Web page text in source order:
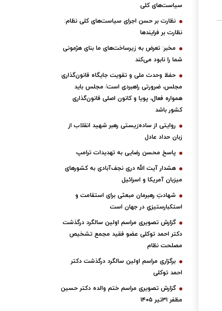
سیاست‌های کلی
نظارت بر حسن اجرای سیاست‌های کلی نظام:
نظارت بر فرایندها
مخبر: تعرض به زیرساخت‌های ما بنای هژمونی
شما را نابود می‌کند
حفظ وحدت ملی و تقویت جایگاه قانون‌گذاری
مجلس، ضرورتی راهبردی است/ مجلس باید
همواره فعال، پویا و کانون اصلی قانون‌گذاری
کشور باشد
روایتی از ساده‌زیستی رهبر شهید انقلاب از
زبان حداد عادل
پاسخ محسن رضایی به تهدیدات ترامپ
هشدار آیت الله دری نجف‌آبادی به کشورهای
میزبان آمریکا و اسرائیل
شهادتِ رهبرمان مبعثی برای استقامت و
استکبارستیزیِ در جهان است
گزارش تصویری مراسم اولین سالگرد درگذشت
دکتر احمد توکلی عضو فقید مجمع تشخیص
مصلحت نظام
برگزاری مراسم اولین سالگرد درگذشت دکتر
احمد توکلی
گزارش تصویری مراسم ختم والده دکتر حسین
مظفر ۳۱تیر ۱۴۰۵